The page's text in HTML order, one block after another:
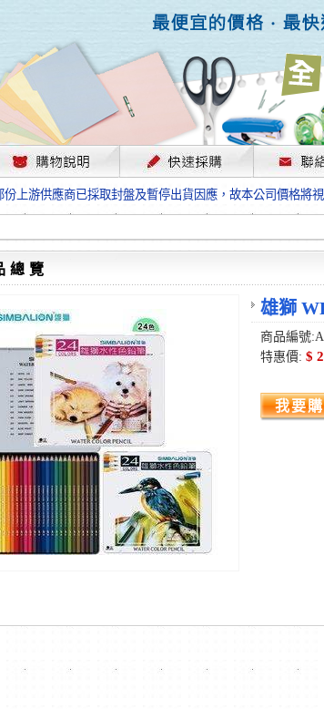
上游供應商已採取封盤及暫停出貨因應，故本公司價格將
公司保有是否接單出貨之權利。
跟客服人員確認最新單價！
公司保有是否接單出貨之權利。
人員跟您確認訂單無誤時再行匯款，避免後緒問題的衍生。
公司保有是否接單出貨之權利。
上游供應商已採取封盤及暫停出貨因應，故本公司價格將
公司保有是否接單出貨之權利。
跟客服人員確認最新單價！
公司保有是否接單出貨之權利。
人員跟您確認訂單無誤時再行匯款，避免後緒問題的衍生。
公司保有是否接單出貨之權利。
總覽
雄獅
商品編號
特惠價: $
我要